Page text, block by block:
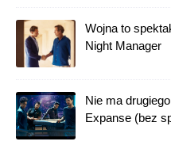
Wojna to
Night Manager
Nie ma
Expanse (bez